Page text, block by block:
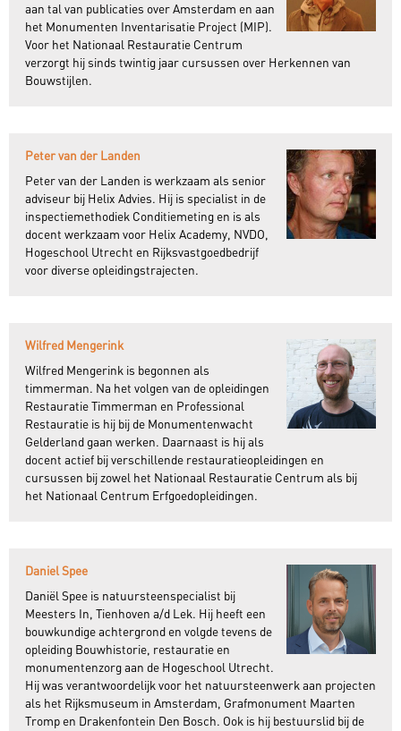
aan tal van publicaties over Amsterdam en aan
het Monumenten Inventarisatie Project (MIP).
Voor het Nationaal Restauratie Centrum
verzorgt hij sinds twintig jaar cursussen over Herkennen van
Bouwstijlen.
Peter van der Landen
Peter van der Landen is werkzaam als senior
adviseur bij Helix Advies. Hij is specialist in de
inspectiemethodiek Conditiemeting en is als
docent werkzaam voor Helix Academy, NVDO,
Hogeschool Utrecht en Rijksvastgoedbedrijf
voor diverse opleidingstrajecten.
Wilfred Mengerink
Wilfred Mengerink is begonnen als
timmerman. Na het volgen van de opleidingen
Restauratie Timmerman en Professional
Restauratie is hij bij de Monumentenwacht
Gelderland gaan werken. Daarnaast is hij als
docent actief bij verschillende restauratieopleidingen en
cursussen bij zowel het Nationaal Restauratie Centrum als bij
het Nationaal Centrum Erfgoedopleidingen.
Daniel Spee
Daniël Spee is natuursteenspecialist bij
Meesters In, Tienhoven a/d Lek. Hij heeft een
bouwkundige achtergrond en volgde tevens de
opleiding Bouwhistorie, restauratie en
monumentenzorg aan de Hogeschool Utrecht.
Hij was verantwoordelijk voor het natuursteenwerk aan projecten
als het Rijksmuseum in Amsterdam, Grafmonument Maarten
Tromp en Drakenfontein Den Bosch. Ook is hij bestuurslid bij de